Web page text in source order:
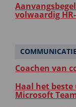
volwaardig
COMMUNICATIE
Coachen van
Haal het
Microsoft